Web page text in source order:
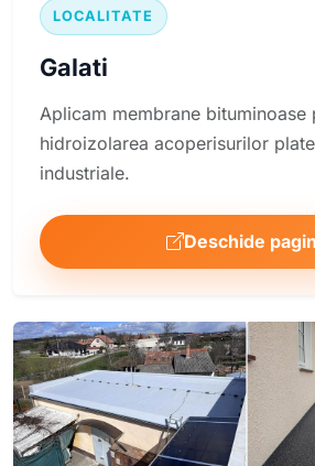
LOCALITATE
Galati
Aplicam membrane bituminoase
hidroizolarea acoperisurilor
industriale.
Deschide